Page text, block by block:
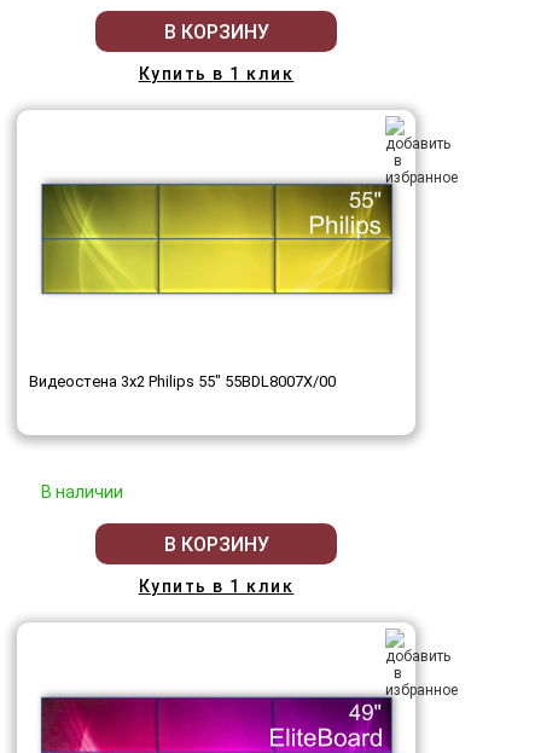
В КОРЗИНУ
Купить в 1 клик
Видеостена 3x2 Philips 55" 55BDL8007X/00
В наличии
В КОРЗИНУ
Купить в 1 клик